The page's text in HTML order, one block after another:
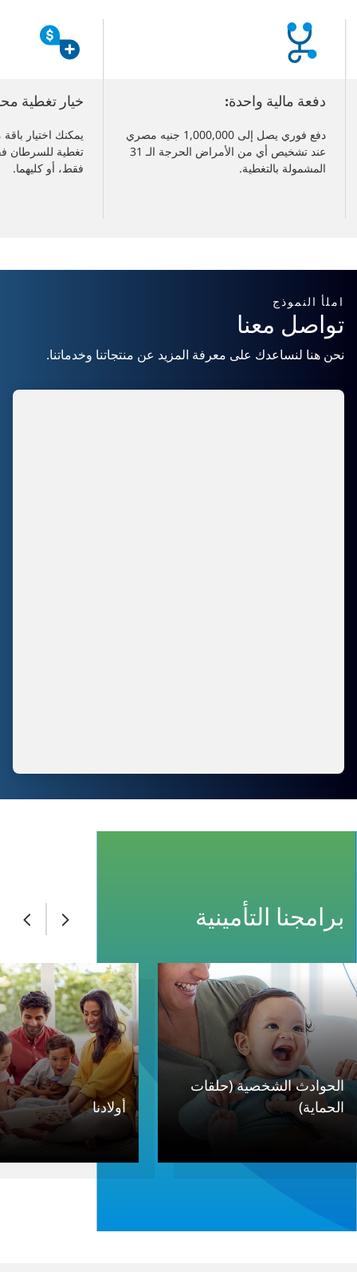
slide
1
of
slides
دفعة مالية واحدة:
دفع فوري يصل إلى 1,000,000 جنيه مصري
عند تشخيص أي من الأمراض الحرجة الـ 31
المشمولة بالتغطية.
خيار تغطية
يمكنك اختيار
تغطية للسرطان
فقط، أو كليهما.
املأ النموذج
تواصل معنا
نحن هنا لنساعدك على معرفة المزيد عن منتجاتنا وخدماتنا.
برامجنا التأمينية
الحوادث الشخصية (حلقات
الحماية)​
أولادنا ​